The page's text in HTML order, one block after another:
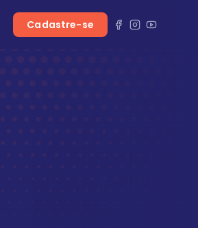
Cadastre-se